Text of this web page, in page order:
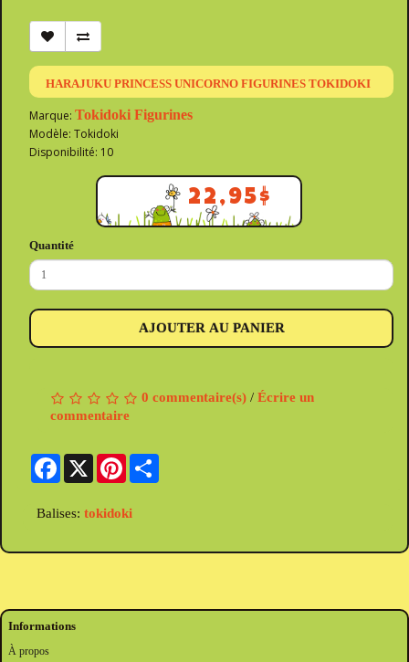
HARAJUKU PRINCESS UNICORNO FIGURINES TOKIDOKI
Marque: Tokidoki Figurines
Modèle: Tokidoki
Disponibilité: 10
22,95$
Quantité
AJOUTER AU PANIER
0 commentaire(s) / Écrire un
commentaire
Facebook
X Pinterest
Balises: tokidoki
Informations
À propos